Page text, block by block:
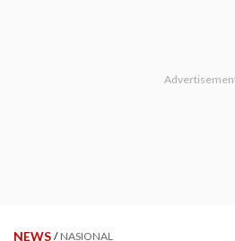
NEWS / NASIONAL